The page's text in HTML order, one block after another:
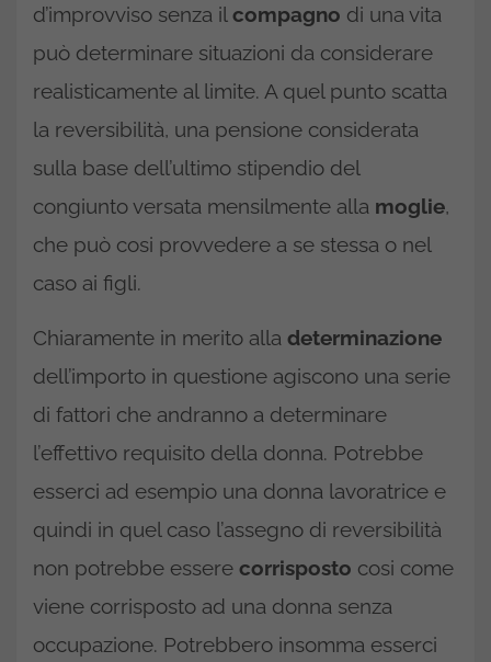
d’improvviso senza il compagno di una vita
può determinare situazioni da considerare
realisticamente al limite. A quel punto scatta
la reversibilità, una pensione considerata
sulla base dell’ultimo stipendio del
congiunto versata mensilmente alla moglie,
che può cosi provvedere a se stessa o nel
caso ai figli.
Chiaramente in merito alla determinazione
dell’importo in questione agiscono una serie
di fattori che andranno a determinare
l’effettivo requisito della donna. Potrebbe
esserci ad esempio una donna lavoratrice e
quindi in quel caso l’assegno di reversibilità
non potrebbe essere corrisposto cosi come
viene corrisposto ad una donna senza
occupazione. Potrebbero insomma esserci